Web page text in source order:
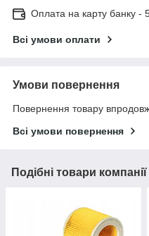
Оплата на карту банку -
Всі умови оплати
Умови повернення
Повернення товару
Всі умови повернення
Подібні товари компанії